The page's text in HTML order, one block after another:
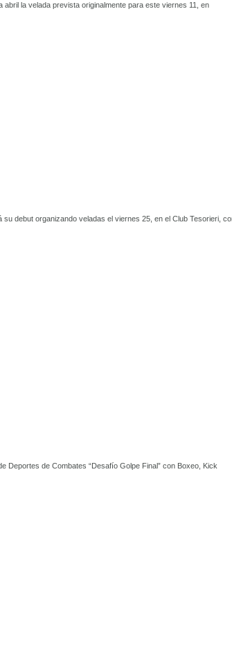
la velada prevista originalmente para este viernes 11, en
debut organizando veladas el viernes 25, en el Club Tesorieri,
Deportes de Combates “Desafío Golpe Final” con Boxeo, Kick